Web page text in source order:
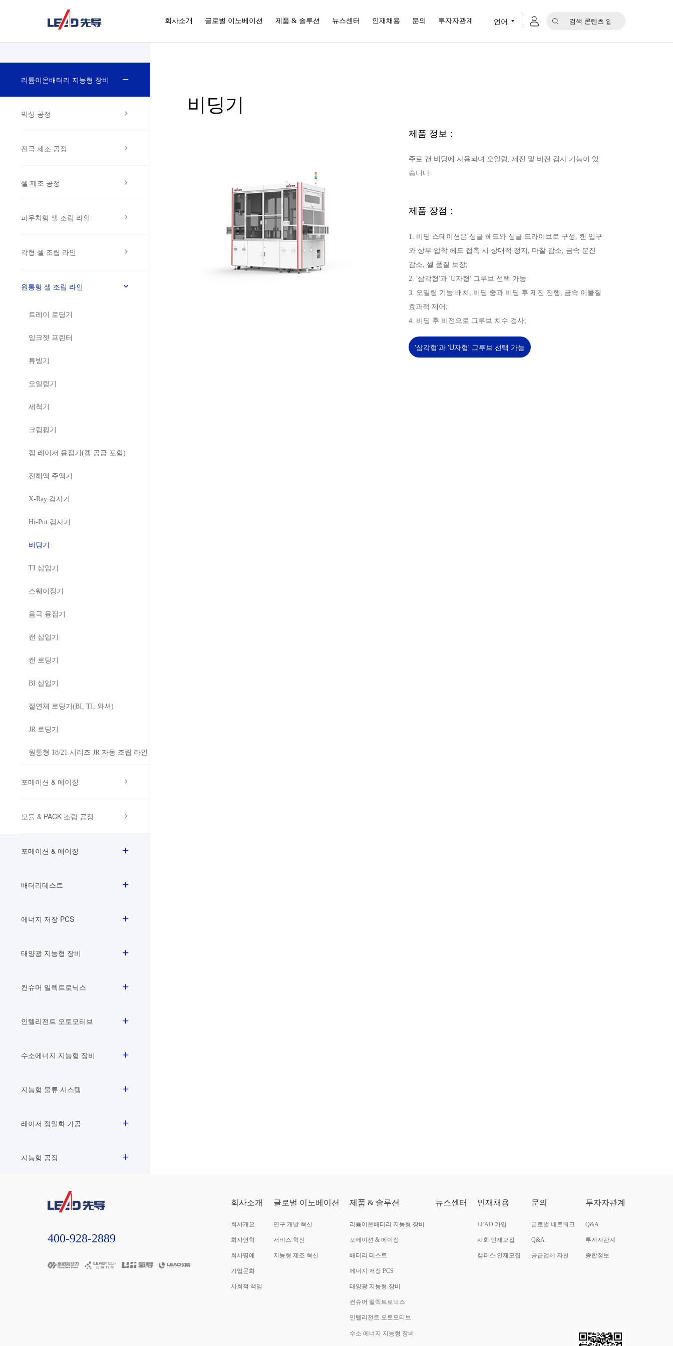
회사소개 글로벌 이노베이션 제품 & 솔루션 뉴스센터 인재채용 문의 투자자관계 언어
리튬이온배터리 지능형 장비
믹싱 공정
전극 제조 공정
셀 제조 공정
파우치형 셀 조립 라인
각형 셀 조립 라인
원통형 셀 조립 라인
트레이 로딩기
잉크젯 프린터
튜빙기
오일링기
세척기
크림핑기
캡 레이저 용접기(캡 공급 포함)
전해액 주액기
X-Ray 검사기
Hi-Pot 검사기
비딩기
TI 삽입기
스웨이징기
음극 용접기
캔 삽입기
캔 로딩기
BI 삽입기
절연체 로딩기(BI, TI, 와셔)
JR 로딩기
원통형 18/21 시리즈 JR 자동 조립 라인
포메이션 & 에이징
모듈 & PACK 조립 공정
포메이션 & 에이징
배터리테스트
에너지 저장 PCS
태양광 지능형 장비
컨슈머 일렉트로닉스
인텔리전트 오토모티브
수소에너지 지능형 장비
지능형 물류 시스템
레이저 정밀화 가공
지능형 공장
비딩기
제품 정보：
주로 캔 비딩에 사용되며 오일링, 제진 및 비전 검사 기능이 있
습니다.
제품 장점：
1. 비딩 스테이션은 싱글 헤드와 싱글 드라이브로 구성, 캔 입구
와 상부 압착 헤드 접촉 시 상대적 정지, 마찰 감소, 금속 분진
감소, 셀 품질 보장;
2. '삼각형'과 'U자형' 그루브 선택 가능
3. 오일링 기능 배치, 비딩 중과 비딩 후 제진 진행, 금속 이물질
효과적 제어;
4. 비딩 후 비전으로 그루브 치수 검사;
'삼각형'과 'U자형' 그루브 선택 가능
400-928-2889
회사소개
회사개요
회사연혁
회사명예
기업문화
사회적 책임
글로벌 이노베이션
연구 개발 혁신
서비스 혁신
지능형 제조 혁신
제품 & 솔루션
리튬이온배터리 지능형 장비
포메이션 & 에이징
배터리 테스트
에너지 저장 PCS
태양광 지능형 장비
컨슈머 일렉트로닉스
인텔리전트 오토모티브
수소 에너지 지능형 장비
뉴스센터 인재채용
LEAD 가입
사회 인재모집
캠퍼스 인재모집
문의
글로벌 네트워크
Q&A
공급업체 자천
투자자관계
Q&A
투자자관계
종합정보